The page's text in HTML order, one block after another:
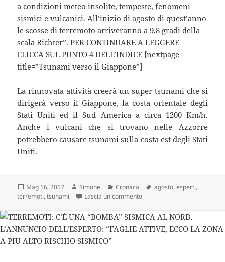
a condizioni meteo insolite, tempeste, fenomeni
sismici e vulcanici. All’inizio di agosto di quest’anno
le scosse di terremoto arriveranno a 9,8 gradi della
scala Richter”. PER CONTINUARE A LEGGERE
CLICCA SUL PUNTO 4 DELL’INDICE [nextpage
title=”Tsunami verso il Giappone”]
La rinnovata attività creerà un super tsunami che si
dirigerà verso il Giappone, la costa orientale degli
Stati Uniti ed il Sud America a circa 1200 Km/h.
Anche i vulcani che si trovano nelle Azzorre
potrebbero causare tsunami sulla costa est degli Stati
Uniti.
Scritto
il
Mag 16, 2017 Autore
Simone Categorie
Cronaca Tag
agosto,esperti,
terremoti,tsunami Lascia un commentosu “Terremoti e tsunami,